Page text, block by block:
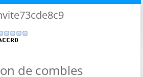
de combles